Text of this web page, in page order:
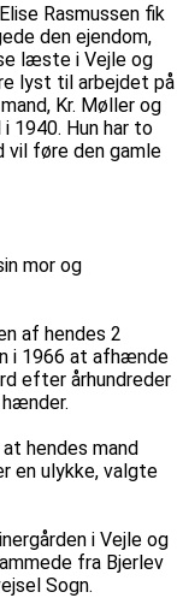
Rasmussen fik
den ejendom,
læste i Vejle og
lyst til arbejdet på
Kr. Møller og
Hun har to
vil føre den gamle
mor og
af hendes 2
i 1966 at afhænde
efter århundreder
hendes mand
en ulykke, valgte
i Vejle og
fra Bjerlev
Sogn.